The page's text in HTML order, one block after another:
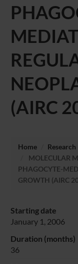
(AIRC
Home Research
MOLECULAR
PHAGOCYTE-
GROWTH (AIRC
Starting date
January 1, 2006
Duration (months)
36